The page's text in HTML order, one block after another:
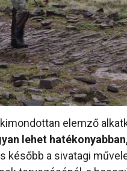
elemző
lehet
később a sivatagi